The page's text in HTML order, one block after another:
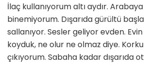
İlaç kullanıyorum altı aydır.
binemiyorum. Dışarıda gürültü
sallanıyor. Sesler geliyor evden.
koyduk, ne olur ne olmaz diye.
çıkıyorum. Sabaha kadar dışarıda